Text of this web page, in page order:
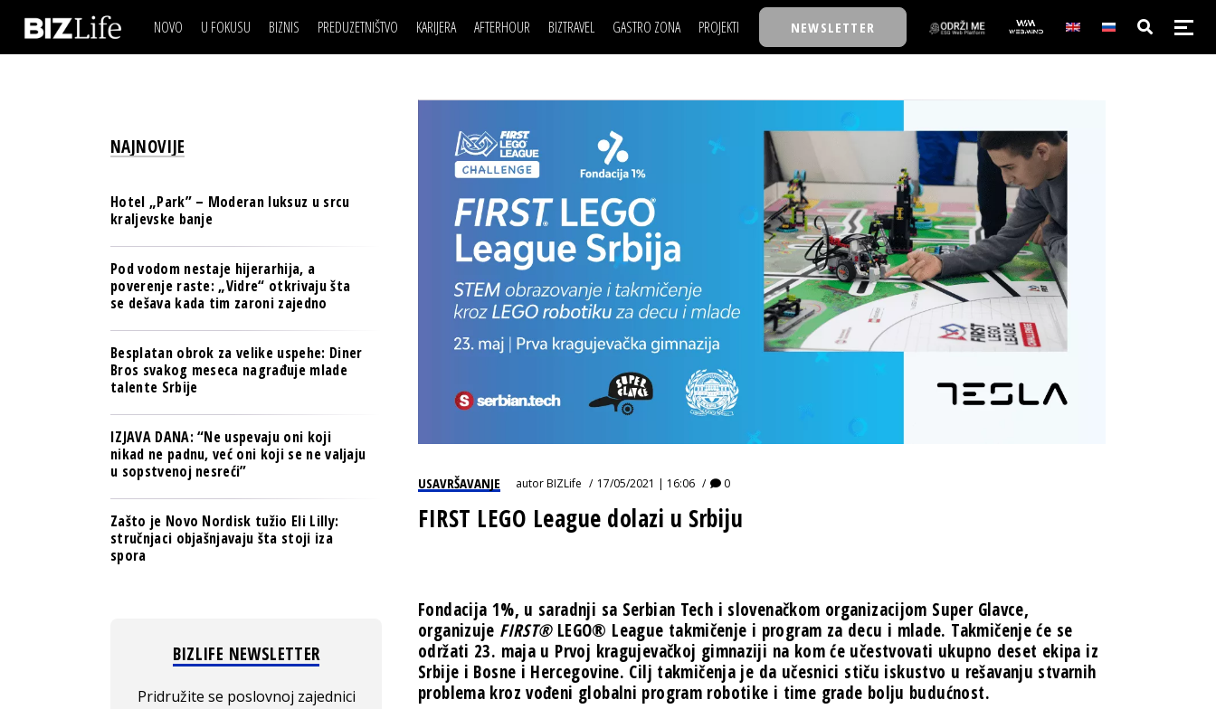
NOVO U FOKUSU BIZNIS
OSIGURANJE
TECH I AI
BIZNIS & SPORT
PULS REGIONA
NOVO NA RAFU
PREDUZETNIŠTVO KARIJERA
MOJ UGAO
USAVRŠAVANJE
KNOW-HOW
AFTERHOUR
AUTO SVET
STIL
WELLBEING
BIZTRAVEL GASTRO ZONA PROJEKTI
30 ISPOD 30
BACK TO OFFICE/SCHOOL
BIZBENDOVI
BIZKOLEGIJUM
BMW BIZNIS LIGA
BIZLIFE WEEK
IZJAVA GODINE
NEWSLETTER
IZJAVA DANABIZNIS SCENA
BREND I KOMUNIKACIJE
PULS REGIONA
POSAO
MOJ UGAO
USAVRŠAVANJE
KNOW-HOW
FILM I SCENA
AUTO SVET
STIL
WELLBEING
NAJKOLEGA
30 ISPOD 30
BACK TO OFFICE/SCHOOL
BIZBENDOVI
BIZKOLEGIJUM
BMW BIZNIS LIGA
BIZLIFE WEEK
IZJAVA GODINE
USAVRŠAVANJE autorBIZLife 17/05/2021 | 16:06 0
FIRST LEGO League dolazi u Srbiju
Fondacija 1%, u saradnji sa Serbian Tech i slovenačkom organizacijom Super Glavce,
organizuje FIRST®LEGO® League takmičenje i program za decu i mlade. Takmičenje će se
održati 23. maja u Prvoj kragujevačkoj gimnaziji na kom će učestvovati ukupno deset ekipa iz
Srbije i Bosne i Hercegovine. Cilj takmičenja je da učesnici stiču iskustvo u rešavanju stvarnih
problema kroz vođeni globalni program robotike i time grade bolju budućnost.
NAJNOVIJE
Hotel „Park” – Moderan luksuz u srcu
kraljevske banje
Pod vodom nestaje hijerarhija, a
poverenje raste: „Vidre“ otkrivaju šta
se dešava kada tim zaroni zajedno
Besplatan obrok za velike uspehe: Diner
Bros svakog meseca nagrađuje mlade
talente Srbije
IZJAVA DANA: “Ne uspevaju oni koji
nikad ne padnu, već oni koji se ne valjaju
u sopstvenoj nesreći”
Zašto je Novo Nordisk tužio Eli Lilly:
stručnjaci objašnjavaju šta stoji iza
spora
BIZLIFE NEWSLETTER
Pridružite se poslovnoj zajednici